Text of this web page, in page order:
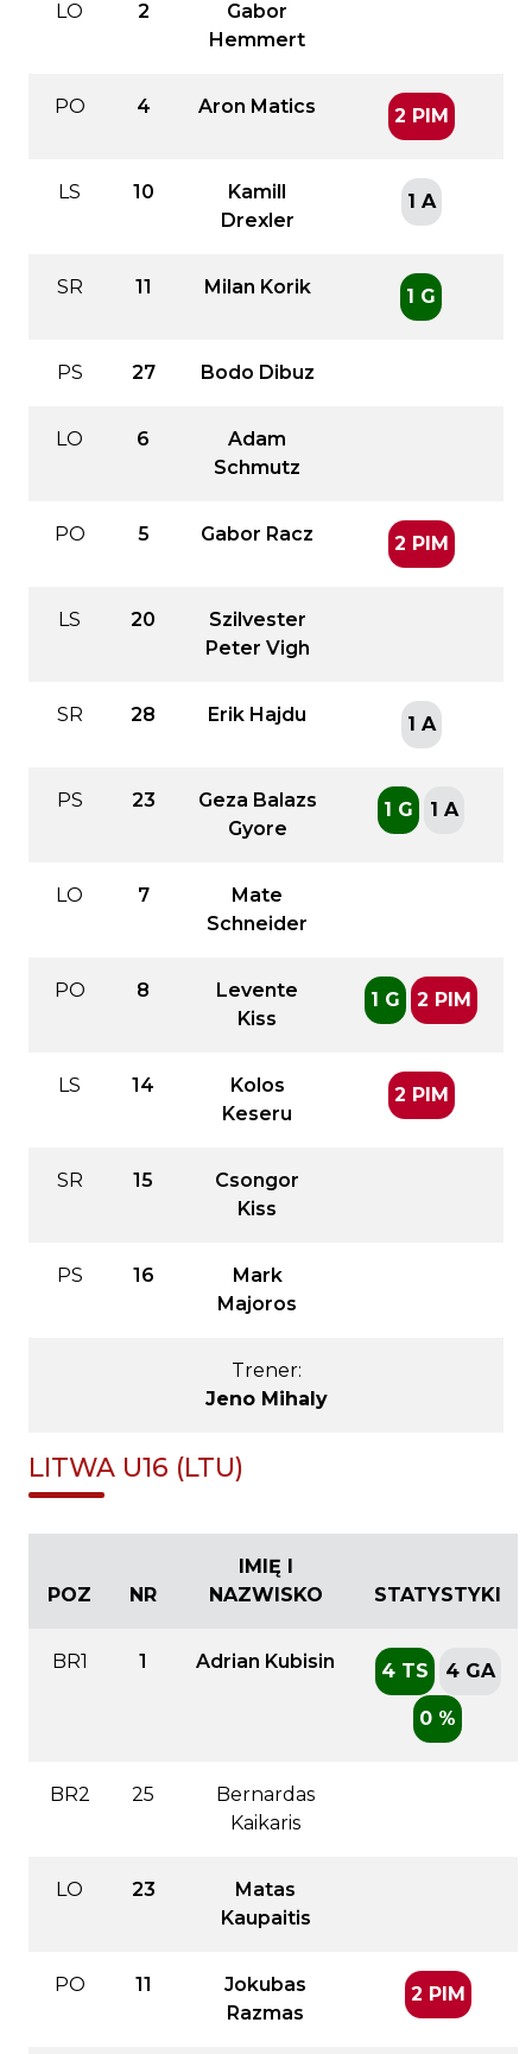
LO 2
Gabor
Hemmert
PO 4 Aron Matics 2 PIM
LS 10
Kamill
Drexler
1 A
SR 11 Milan Korik 1 G
PS 27 Bodo Dibuz
LO 6
Adam
Schmutz
PO 5 Gabor Racz 2 PIM
LS 20
Szilvester
Peter Vigh
SR 28 Erik Hajdu 1 A
PS 23
Geza Balazs
Gyore
1 G 1 A
LO 7
Mate
Schneider
PO 8
Levente
Kiss
1 G 2 PIM
LS 14
Kolos
Keseru
2 PIM
SR 15
Csongor
Kiss
PS 16
Mark
Majoros
Trener:
Jeno Mihaly
LITWA U16 (LTU)
POZ NR
IMIĘ I
NAZWISKO
STATYSTYKI
BR1 1 Adrian Kubisin 4 TS 4 GA
0 %
BR2 25
Bernardas
Kaikaris
LO 23
Matas
Kaupaitis
PO 11
Jokubas
Razmas
2 PIM